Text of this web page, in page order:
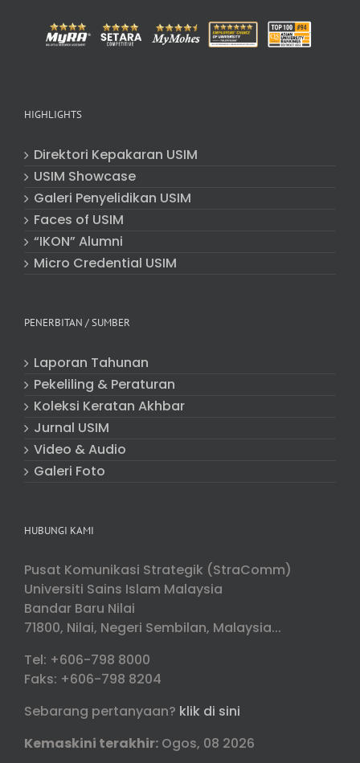
HIGHLIGHTS
Direktori Kepakaran USIM
USIM Showcase
Galeri Penyelidikan USIM
Faces of USIM
“IKON” Alumni
Micro Credential USIM
PENERBITAN / SUMBER
Laporan Tahunan
Pekeliling & Peraturan
Koleksi Keratan Akhbar
Jurnal USIM
Video & Audio
Galeri Foto
HUBUNGI KAMI
Pusat Komunikasi Strategik (StraComm)
Universiti Sains Islam Malaysia
Bandar Baru Nilai
71800, Nilai, Negeri Sembilan, Malaysia...
Tel: +606-798 8000
Faks: +606-798 8204
Sebarang pertanyaan? klik di sini
Kemaskini terakhir: Ogos, 08 2026